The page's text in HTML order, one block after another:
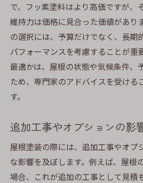
で、フッ素塗料はより高価ですが、
維持力は価格に見合った価値があり
の選択には、予算だけでなく、長期
パフォーマンスを考慮することが重
最適かは、屋根の状態や気候条件、
ため、専門家のアドバイスを受ける
す。
追加工事やオプションの影
屋根塗装の際には、追加工事やオプ
な影響を及ぼします。例えば、屋根
場合、これが追加の工事として見積